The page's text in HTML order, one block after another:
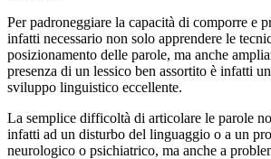
Per padroneggiare la capacità di comporre e
infatti necessario non solo apprendere le
posizionamento delle parole, ma anche
presenza di un lessico ben assortito è infatti
sviluppo linguistico eccellente.
La semplice difficoltà di articolare le parole
infatti ad un disturbo del linguaggio o a un
neurologico o psichiatrico, ma anche a